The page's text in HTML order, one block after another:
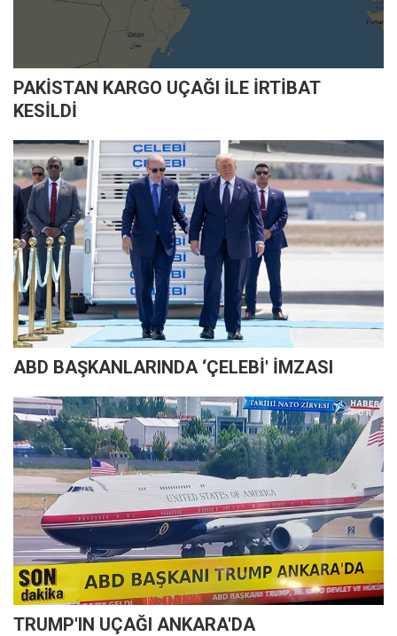
PAKİSTAN KARGO UÇAĞI İLE İRTİBAT
KESİLDİ
ABD BAŞKANLARINDA ‘ÇELEBİ' İMZASI
TRUMP'IN UÇAĞI ANKARA'DA